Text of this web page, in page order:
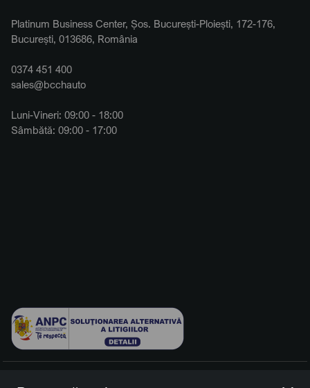
Platinum Business Center, Șos. București-Ploiești, 172-176,
București, 013686, România
0374 451 400
sales@bcchauto
Luni-Vineri: 09:00 - 18:00
Sâmbătă: 09:00 - 17:00